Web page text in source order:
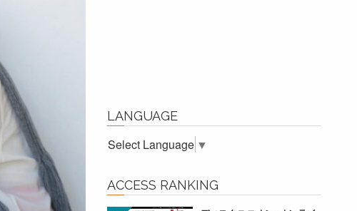
LANGUAGE
Select Language ▼
ACCESS RANKING